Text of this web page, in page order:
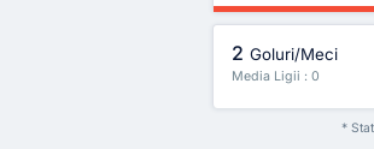
2 Goluri/Meci
Media Ligii : 0
*